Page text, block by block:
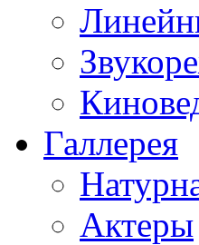
Галлерея
Актеры